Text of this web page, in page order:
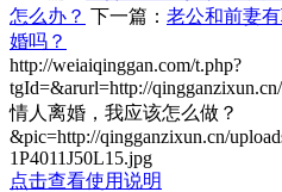
怎么办？ 下一篇： 老公和前妻
婚吗？
http://weiaiqinggan.com/t.php?
tgId=&arurl=http://
情人离婚，我应该怎么做？
&pic=http://qingganzixun.cn/
1P4011J50L15.jpg
点击查看使用说明